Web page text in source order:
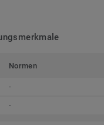
Normen
-
-